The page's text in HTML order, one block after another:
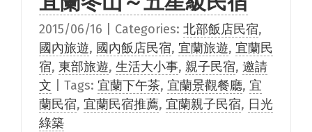
2015/06/16 Categories: 北部飯店民宿,
國內旅遊, 國內飯店民宿, 宜蘭旅遊, 宜蘭民
宿, 東部旅遊, 生活大小事, 親子民宿, 邀請
文
Tags: 宜蘭下午茶, 宜蘭景觀餐廳, 宜
蘭民宿, 宜蘭民宿推薦, 宜蘭親子民宿, 日光
綠築